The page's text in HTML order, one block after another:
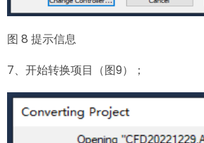
图 8 提示信息
7、开始转换项目（图9）；